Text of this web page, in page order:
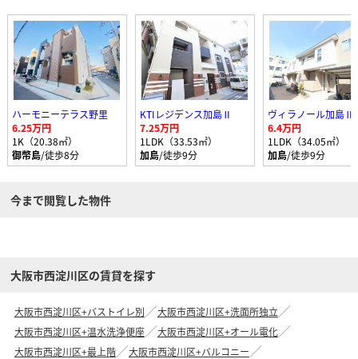
ハーモニーテラス野里
6.25万円
1K（20.38㎡）
御幣島/徒歩8分
KTIレジデンス加島Ⅱ
7.25万円
1LDK（33.53㎡）
加島/徒歩9分
ヴィラノール加島Ⅱ
6.4万円
1LDK（34.05㎡）
加島/徒歩9分
今まで閲覧した物件
大阪市西淀川区の賃貸を探す
大阪市西淀川区+バストイレ別
大阪市西淀川区+洗面所独立
大阪市西淀川区+温水洗浄便座
大阪市西淀川区+オール電化
大阪市西淀川区+最上階
大阪市西淀川区+バルコニー